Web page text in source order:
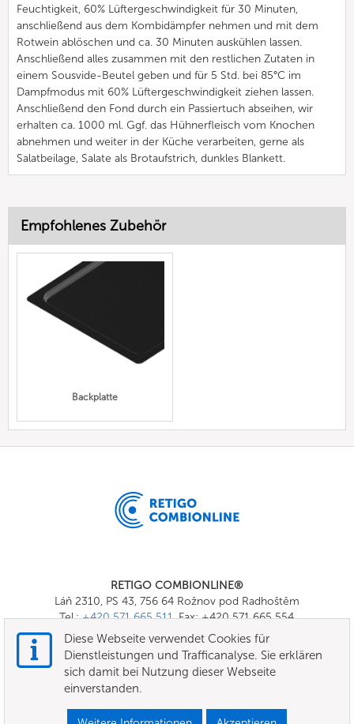
Feuchtigkeit, 60% Lüftergeschwindigkeit für 30 Minuten,
anschließend aus dem Kombidämpfer nehmen und mit dem
Rotwein ablöschen und ca. 30 Minuten auskühlen lassen.
Anschließend alles zusammen mit den restlichen Zutaten in
einem Sousvide-Beutel geben und für 5 Std. bei 85°C im
Dampfmodus mit 60% Lüftergeschwindigkeit ziehen lassen.
Anschließend den Fond durch ein Passiertuch abseihen, wir
erhalten ca. 1000 ml. Ggf. das Hühnerfleisch vom Knochen
abnehmen und weiter in der Küche verarbeiten, gerne als
Salatbeilage, Salate als Brotaufstrich, dunkles Blankett.
Empfohlenes Zubehör
Backplatte
RETIGO COMBIONLINE®
Láň 2310, PS 43, 756 64 Rožnov pod Radhoštěm
Tel.:+420 571 665 511, Fax: +420 571 665 554
E-mail:info@combionline.com
Nutzungsbedingungen
Diese Webseite verwendet Cookies für
Dienstleistungen und Trafficanalyse. Sie erklären
sich damit bei Nutzung dieser Webseite
einverstanden.